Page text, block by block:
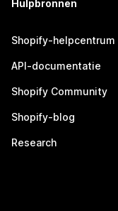
Hulpbronnen
Shopify-helpcentrum
API-documentatie
Shopify Community
Shopify-blog
Research